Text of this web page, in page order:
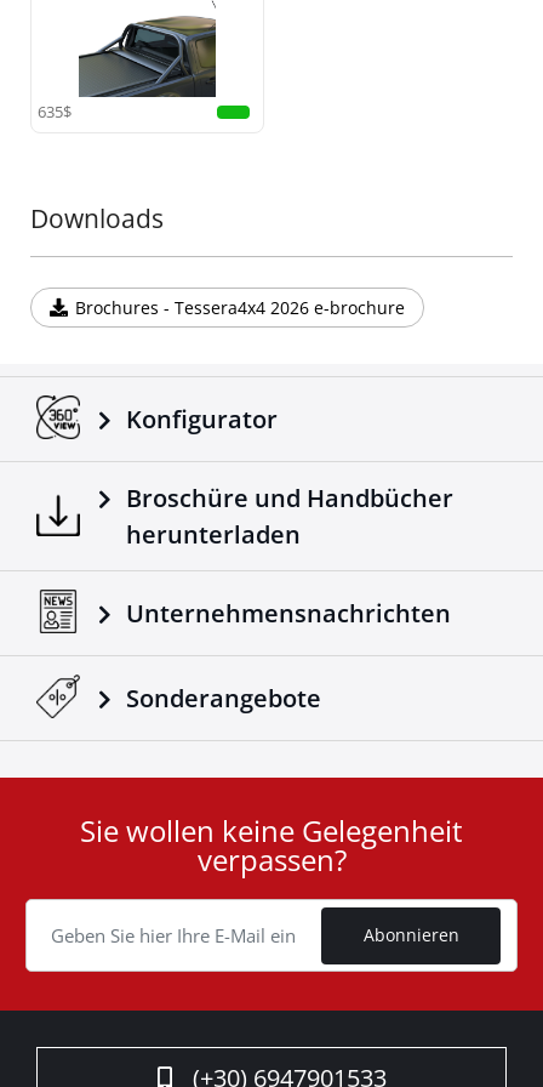
Stärke und Haltbarkeit unter hoher Belastung.
Erhöhte Sicherheit:
Falle eines Überschlags zu schützen, bietet dieser
Rollbügel zuverlässige Sicherheit und Stil zugleich.
Fügen Sie Ihrem Offroad-Equipment ein weiteres
635$
Downloads
Brochures - Tessera4x4 2026 e-brochure
Konfigurator
Broschüre und Handbücher
herunterladen
Unternehmensnachrichten
Sonderangebote
Cookie
Sie wollen keine Gelegenheit
verpassen?
Abonnieren
(+30) 6947901533